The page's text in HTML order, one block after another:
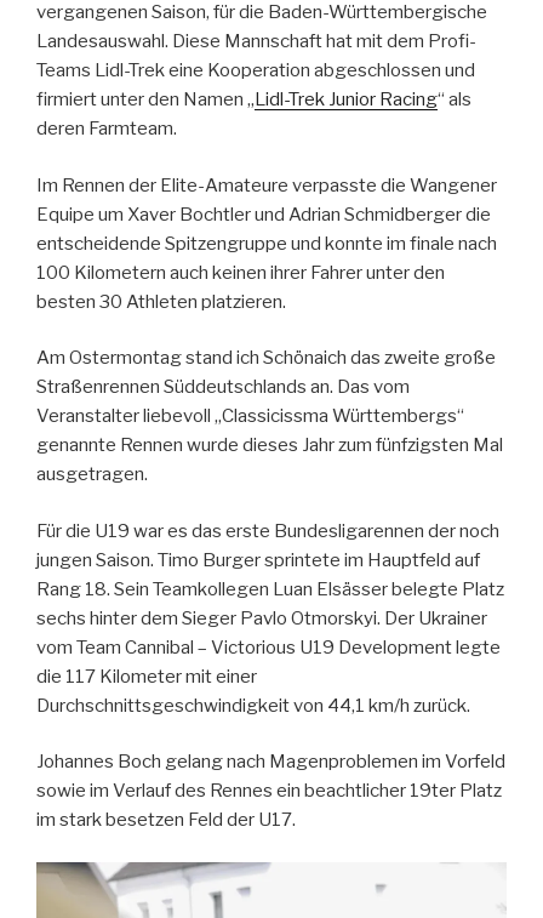
vergangenen Saison, für die Baden-Württembergische
Landesauswahl. Diese Mannschaft hat mit dem Profi-
Teams Lidl-Trek eine Kooperation abgeschlossen und
firmiert unter den Namen „Lidl-Trek Junior Racing“ als
deren Farmteam.
Im Rennen der Elite-Amateure verpasste die Wangener
Equipe um Xaver Bochtler und Adrian Schmidberger die
entscheidende Spitzengruppe und konnte im finale nach
100 Kilometern auch keinen ihrer Fahrer unter den
besten 30 Athleten platzieren.
Am Ostermontag stand ich Schönaich das zweite große
Straßenrennen Süddeutschlands an. Das vom
Veranstalter liebevoll „Classicissma Württembergs“
genannte Rennen wurde dieses Jahr zum fünfzigsten Mal
ausgetragen.
Für die U19 war es das erste Bundesligarennen der noch
jungen Saison. Timo Burger sprintete im Hauptfeld auf
Rang 18. Sein Teamkollegen Luan Elsässer belegte Platz
sechs hinter dem Sieger Pavlo Otmorskyi. Der Ukrainer
vom Team Cannibal – Victorious U19 Development legte
die 117 Kilometer mit einer
Durchschnittsgeschwindigkeit von 44,1 km/h zurück.
Johannes Boch gelang nach Magenproblemen im Vorfeld
sowie im Verlauf des Rennes ein beachtlicher 19ter Platz
im stark besetzen Feld der U17.